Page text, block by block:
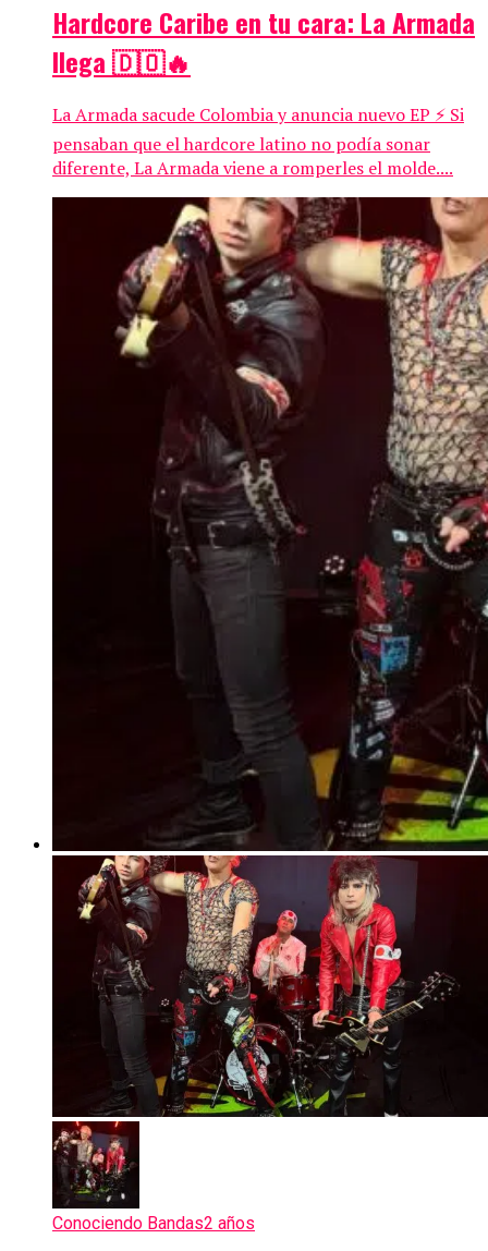
Hardcore Caribe en tu cara: La Armada
llega 🇩🇴🔥
La Armada sacude Colombia y anuncia nuevo EP ⚡ Si
pensaban que el hardcore latino no podía sonar
diferente, La Armada viene a romperles el molde....
Conociendo Bandas2 años